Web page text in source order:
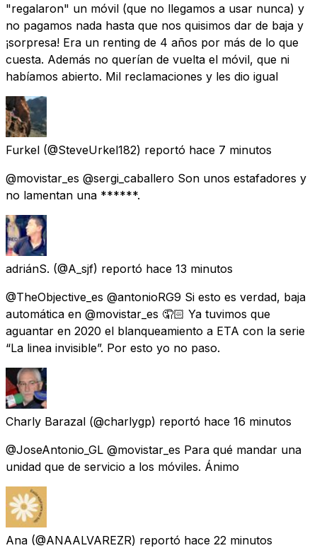
"regalaron" un móvil (que no llegamos a usar nunca) y
no pagamos nada hasta que nos quisimos dar de baja y
¡sorpresa! Era un renting de 4 años por más de lo que
cuesta. Además no querían de vuelta el móvil, que ni
habíamos abierto. Mil reclamaciones y les dio igual
Furkel (@SteveUrkel182) reportó hace 7 minutos
@movistar_es @sergi_caballero Son unos estafadores y
no lamentan una ******.
adriánS. (@A_sjf) reportó hace 13 minutos
@TheObjective_es @antonioRG9 Si esto es verdad, baja
automática en @movistar_es 🤦🏻 Ya tuvimos que
aguantar en 2020 el blanqueamiento a ETA con la serie
“La linea invisible”. Por esto yo no paso.
Charly Barazal (@charlygp) reportó hace 16 minutos
@JoseAntonio_GL @movistar_es Para qué mandar una
unidad que de servicio a los móviles. Ánimo
Ana (@ANAALVAREZR) reportó hace 22 minutos